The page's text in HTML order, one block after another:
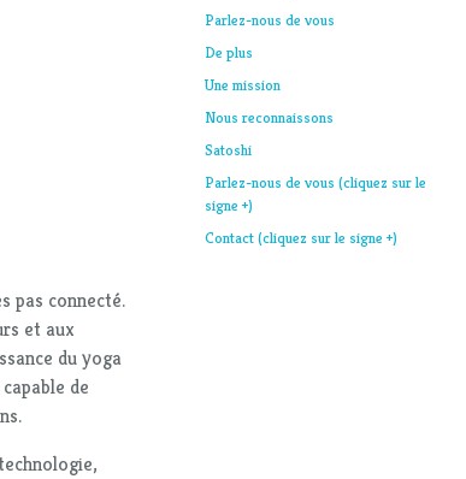
pas connecté.
et aux
du yoga
de
Parlez-nous de vous
De plus
Une mission
Nous reconnaissons
Satoshi
Parlez-nous de vous (cliquez sur le
signe +)
Contact (cliquez sur le signe +)